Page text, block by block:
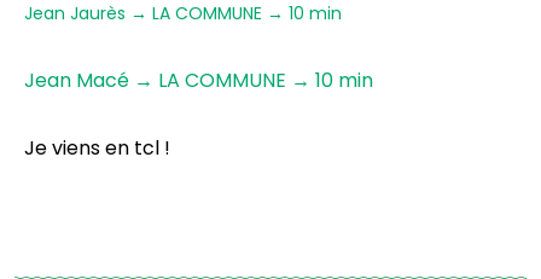
Jean Jaurès → LA COMMUNE → 10 min
Jean Macé → LA COMMUNE → 10 min
Je viens en tcl !